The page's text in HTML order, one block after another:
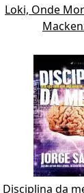
Loki, Onde
Disciplina da